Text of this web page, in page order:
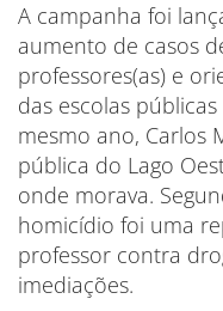
A campanha foi
aumento de casos
professores(as) e
das escolas
mesmo ano, Carlos
pública do Lago
onde morava.
homicídio foi uma
professor contra
imediações.